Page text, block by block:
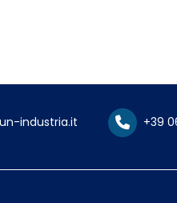
industria.it +39